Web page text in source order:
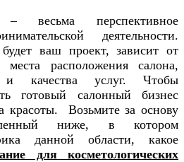
весьма перспективное
деятельности.
ваш проект, зависит от
места расположения салона,
и качества услуг. Чтобы
готовый салонный бизнес
красоты. Возьмите за основу
ниже, в котором
данной области, какое
для косметологических